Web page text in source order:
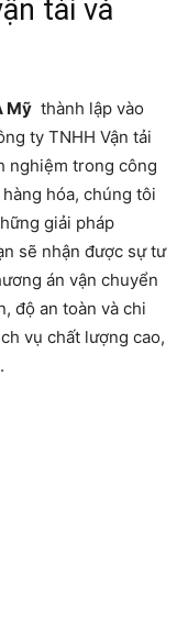
tải và
Mỹ thành lập vào
ty TNHH Vận tải
nghiệm trong công
hóa, chúng tôi
giải pháp
sẽ nhận được sự tư
án vận chuyển
độ an toàn và chi
vụ chất lượng cao,